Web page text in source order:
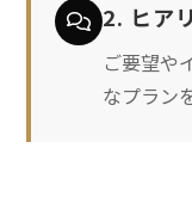
2. ヒア
ご要望や
なプラン